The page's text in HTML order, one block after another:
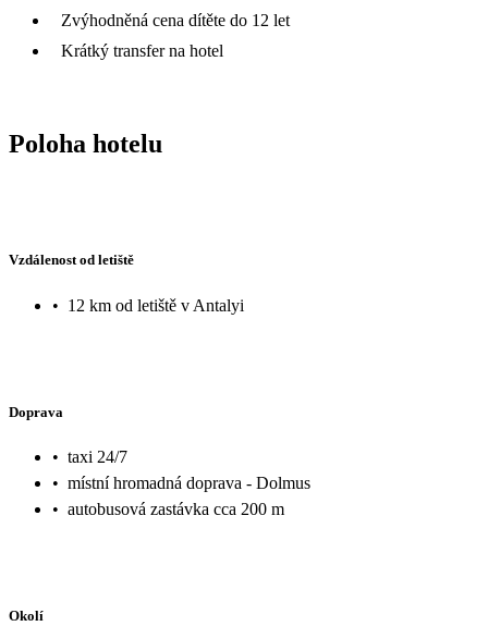
Zvýhodněná cena dítěte do 12 let
Krátký transfer na hotel
Poloha hotelu
Vzdálenost od letiště
• 12 km od letiště v Antalyi
Doprava
• taxi 24/7
• místní hromadná doprava - Dolmus
• autobusová zastávka cca 200 m
Okolí